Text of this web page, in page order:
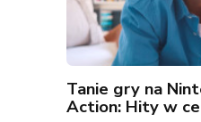
Tanie gry na
Action: Hity w